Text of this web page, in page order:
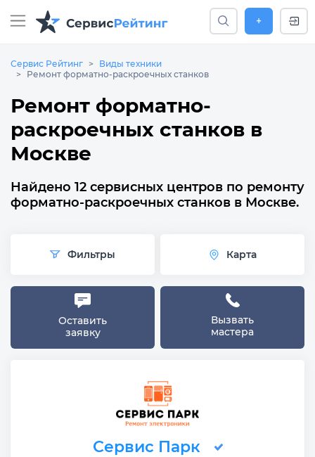
+
Сервис Рейтинг
Виды техники
Ремонт форматно-раскроечных станков
Ремонт форматно-
раскроечных станков в
Москве
Найдено 12 сервисных центров по ремонту
форматно-раскроечных станков в Москве.
Фильтры Карта
Оставить
заявку
Вызвать
мастера
Сервис Парк